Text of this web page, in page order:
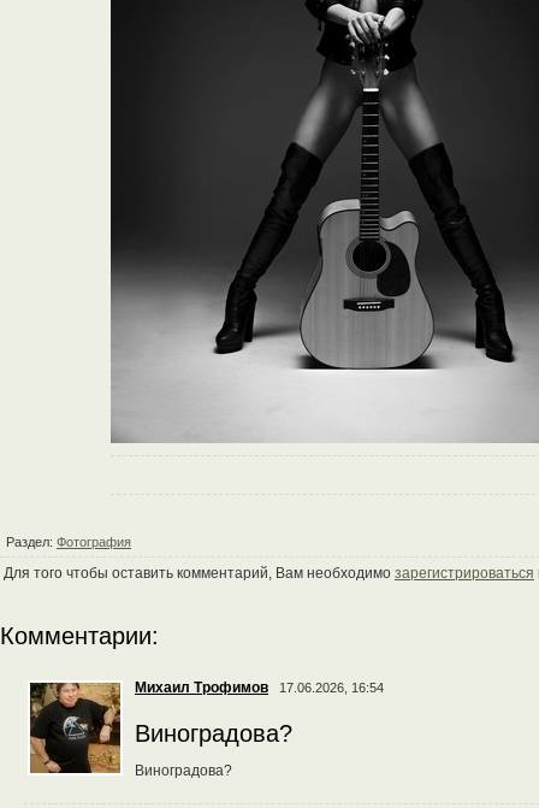
Раздел: Фотография
Для того чтобы оставить комментарий, Вам необходимо зарегистрироваться
Комментарии:
Михаил Трофимов 17.06.2026, 16:54
Виноградова?
Виноградова?